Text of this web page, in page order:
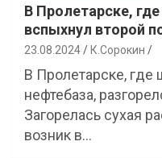
В Пролетарске,
вспыхнул второй
23.08.2024 К.Сорокин
В Пролетарске, где
нефтебаза,
Загорелась сухая
возник в…